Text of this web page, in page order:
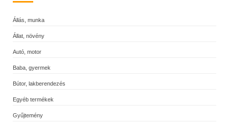
Állás, munka
Állat, növény
Autó, motor
Baba, gyermek
Bútor, lakberendezés
Egyéb termékek
Gyűjtemény